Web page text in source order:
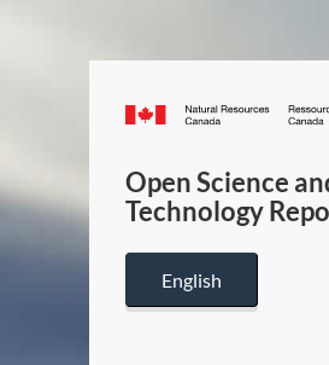
Canada.ca
Open Science
Technology
English